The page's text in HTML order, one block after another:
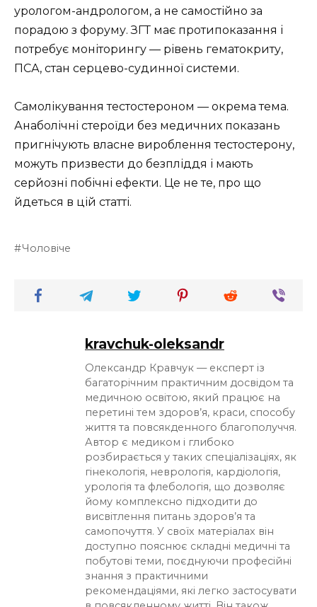
урологом-андрологом, а не самостійно за
порадою з форуму. ЗГТ має протипоказання і
потребує моніторингу — рівень гематокриту,
ПСА, стан серцево-судинної системи.
Самолікування тестостероном — окрема тема.
Анаболічні стероїди без медичних показань
пригнічують власне вироблення тестостерону,
можуть призвести до безпліддя і мають
серйозні побічні ефекти. Це не те, про що
йдеться в цій статті.
Чоловіче
kravchuk-oleksandr
Олександр Кравчук — експерт із
багаторічним практичним досвідом та
медичною освітою, який працює на
перетині тем здоров’я, краси, способу
життя та повсякденного благополуччя.
Автор є медиком і глибоко
розбирається у таких спеціалізаціях, як
гінекологія, неврологія, кардіологія,
урологія та флебологія, що дозволяє
йому комплексно підходити до
висвітлення питань здоров’я та
самопочуття. У своїх матеріалах він
доступно пояснює складні медичні та
побутові теми, поєднуючи професійні
знання з практичними
рекомендаціями, які легко застосувати